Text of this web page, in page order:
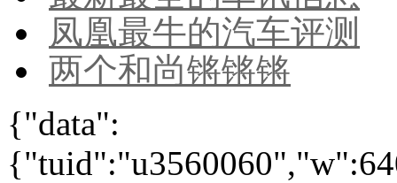
凤凰最牛的汽车评测
两个和尚锵锵锵
{"data":